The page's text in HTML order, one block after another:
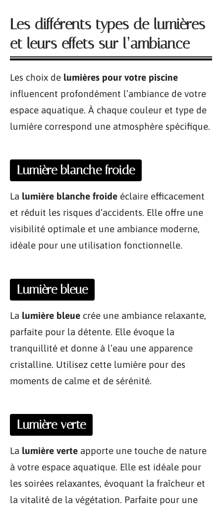
Les différents types de lumières
et leurs effets sur l’ambiance
Les choix de lumières pour votre piscine
influencent profondément l’ambiance de votre
espace aquatique. À chaque couleur et type de
lumière correspond une atmosphère spécifique.
Lumière blanche froide
La lumière blanche froide éclaire efficacement
et réduit les risques d’accidents. Elle offre une
visibilité optimale et une ambiance moderne,
idéale pour une utilisation fonctionnelle.
Lumière bleue
La lumière bleue crée une ambiance relaxante,
parfaite pour la détente. Elle évoque la
tranquillité et donne à l’eau une apparence
cristalline. Utilisez cette lumière pour des
moments de calme et de sérénité.
Lumière verte
La lumière verte apporte une touche de nature
à votre espace aquatique. Elle est idéale pour
les soirées relaxantes, évoquant la fraîcheur et
la vitalité de la végétation. Parfaite pour une